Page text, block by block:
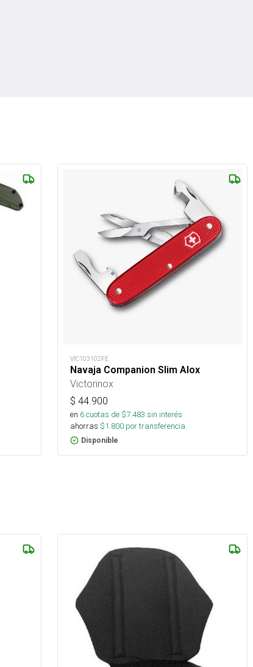
VIC103102FE
Navaja Companion Slim Alox
Victorinox
$ 44.900
en 6cuotas de $7.483 sin interés
ahorras $1.800 por transferencia.
Disponible